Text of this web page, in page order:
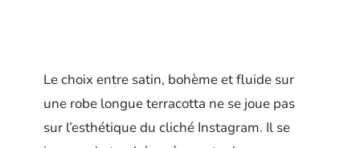
Le choix entre satin, bohème et fluide sur
une robe longue terracotta ne se joue pas
sur l’esthétique du cliché Instagram. Il se